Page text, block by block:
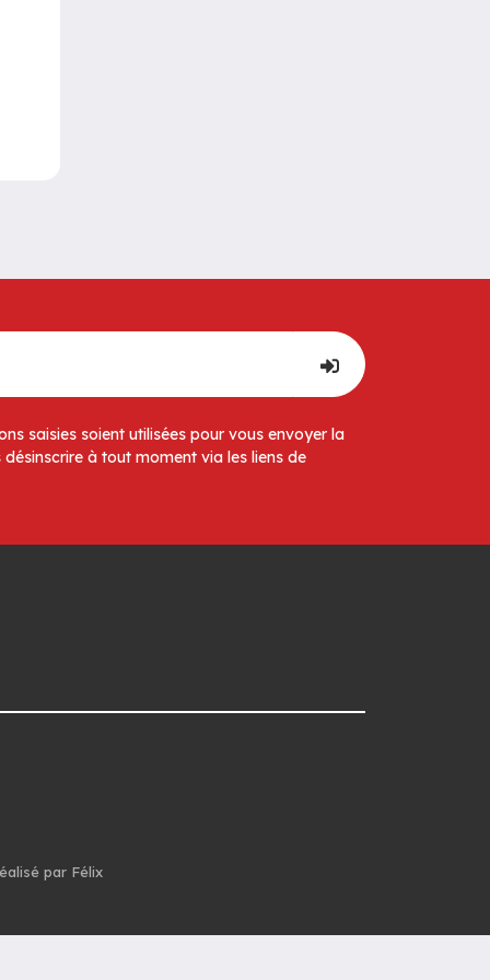
saisies soient utilisées pour vous envoyer la
à tout moment via les liens de
par Félix